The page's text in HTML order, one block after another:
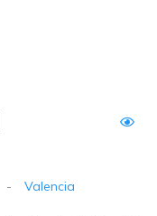
- Valencia